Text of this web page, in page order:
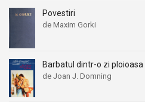
Alexandru Vlahuta
Alexandru Vulpe
Alfred de Musset
Alfred Harlaoanu
Alice Hoffman
Alexandru Vlahuta
Alexandru Vulpe
Alfred de Musset
Alfred Harlaoanu
Alice Hoffman
Povestiri
de Maxim Gorki
Barbatul dintr-o zi ploioasa
de Joan J. Domning